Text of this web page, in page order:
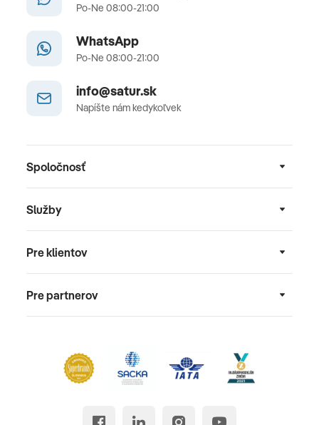
Po-Ne 08:00-21:00
WhatsApp
Po-Ne 08:00-21:00
info@satur.sk
Napíšte nám kedykoľvek
Spoločnosť
Služby
Pre klientov
Pre partnerov